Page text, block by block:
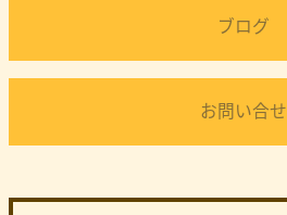
ブログ
お問い合せ